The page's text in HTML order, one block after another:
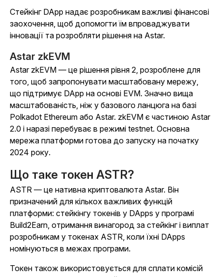
Стейкінг DApp надає розробникам важливі фінансові
заохочення, щоб допомогти їм впроваджувати
інновації та розробляти рішення на Astar.
Astar zkEVM
Astar zkEVM — це рішення рівня 2, розроблене для
того, щоб запропонувати масштабовану мережу,
що підтримує DApp на основі EVM. Значно вища
масштабованість, ніж у базового ланцюга на базі
Polkadot Ethereum або Astar. zkEVM є частиною Astar
2.0 і наразі перебуває в режимі testnet. Основна
мережа платформи готова до запуску на початку
2024 року.
Що таке токен ASTR?
ASTR — це нативна криптовалюта Astar. Він
призначений для кількох важливих функцій
платформи: стейкінгу токенів у DApps у програмі
Build2Earn, отримання винагород за стейкінг і виплат
розробникам у токенах ASTR, коли їхні DApps
номінуються в межах програми.
Токен також використовується для сплати комісій